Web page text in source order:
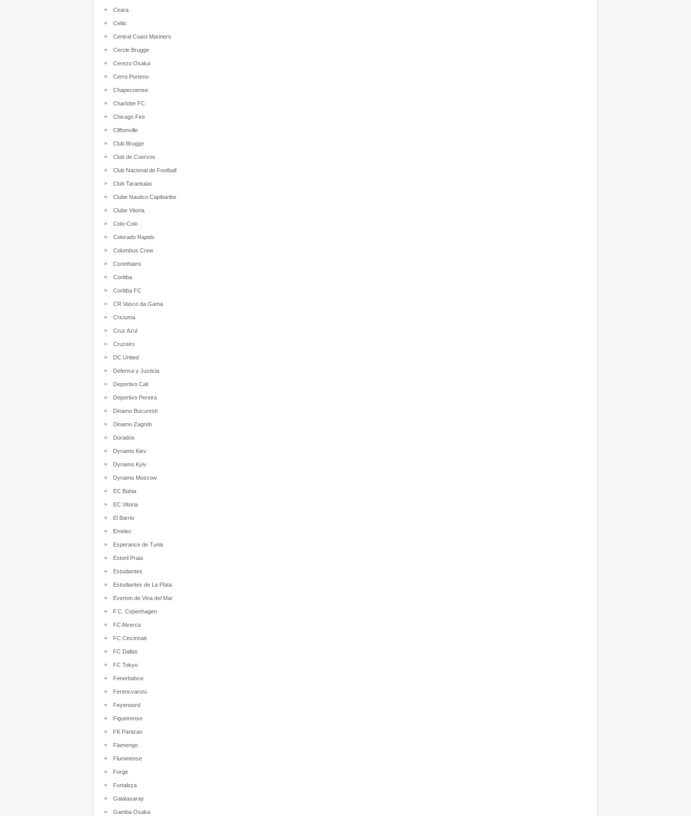
Ceara
Celtic
Central Coast Mariners
Cercle Brugge
Cerezo Osaka
Cerro Porteno
Chapecoense
Charlotte FC
Chicago Fire
Cliftonville
Club Brugge
Club de Cuervos
Club Nacional de Football
Club Tarantulas
Clube Nautico Capibaribe
Clube Vitoria
Colo-Colo
Colorado Rapids
Columbus Crew
Corinthians
Coritiba
Coritiba FC
CR Vasco da Gama
Criciuma
Cruz Azul
Cruzeiro
DC United
Defensa y Justicia
Deportivo Cali
Deportivo Pereira
Dinamo Bucuresti
Dinamo Zagreb
Dorados
Dynamo Kiev
Dynamo Kyiv
Dynamo Moscow
EC Bahia
EC Vitoria
El Barrio
Emelec
Esperance de Tunis
Estoril Praia
Estudiantes
Estudiantes de La Plata
Everton de Vina del Mar
F.C. Copenhagen
FC Alverca
FC Cincinnati
FC Dallas
FC Tokyo
Fenerbahce
Ferencvarosi
Feyenoord
Figueirense
FK Partizan
Flamengo
Fluminense
Forge
Fortaleza
Galatasaray
Gamba Osaka